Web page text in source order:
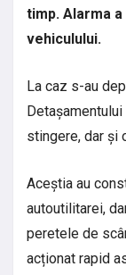
timp. Alarma
vehiculului.
La caz s-au
stingere, dar și
Aceștia au
autoutilitarei,
peretele de
acționat rapid